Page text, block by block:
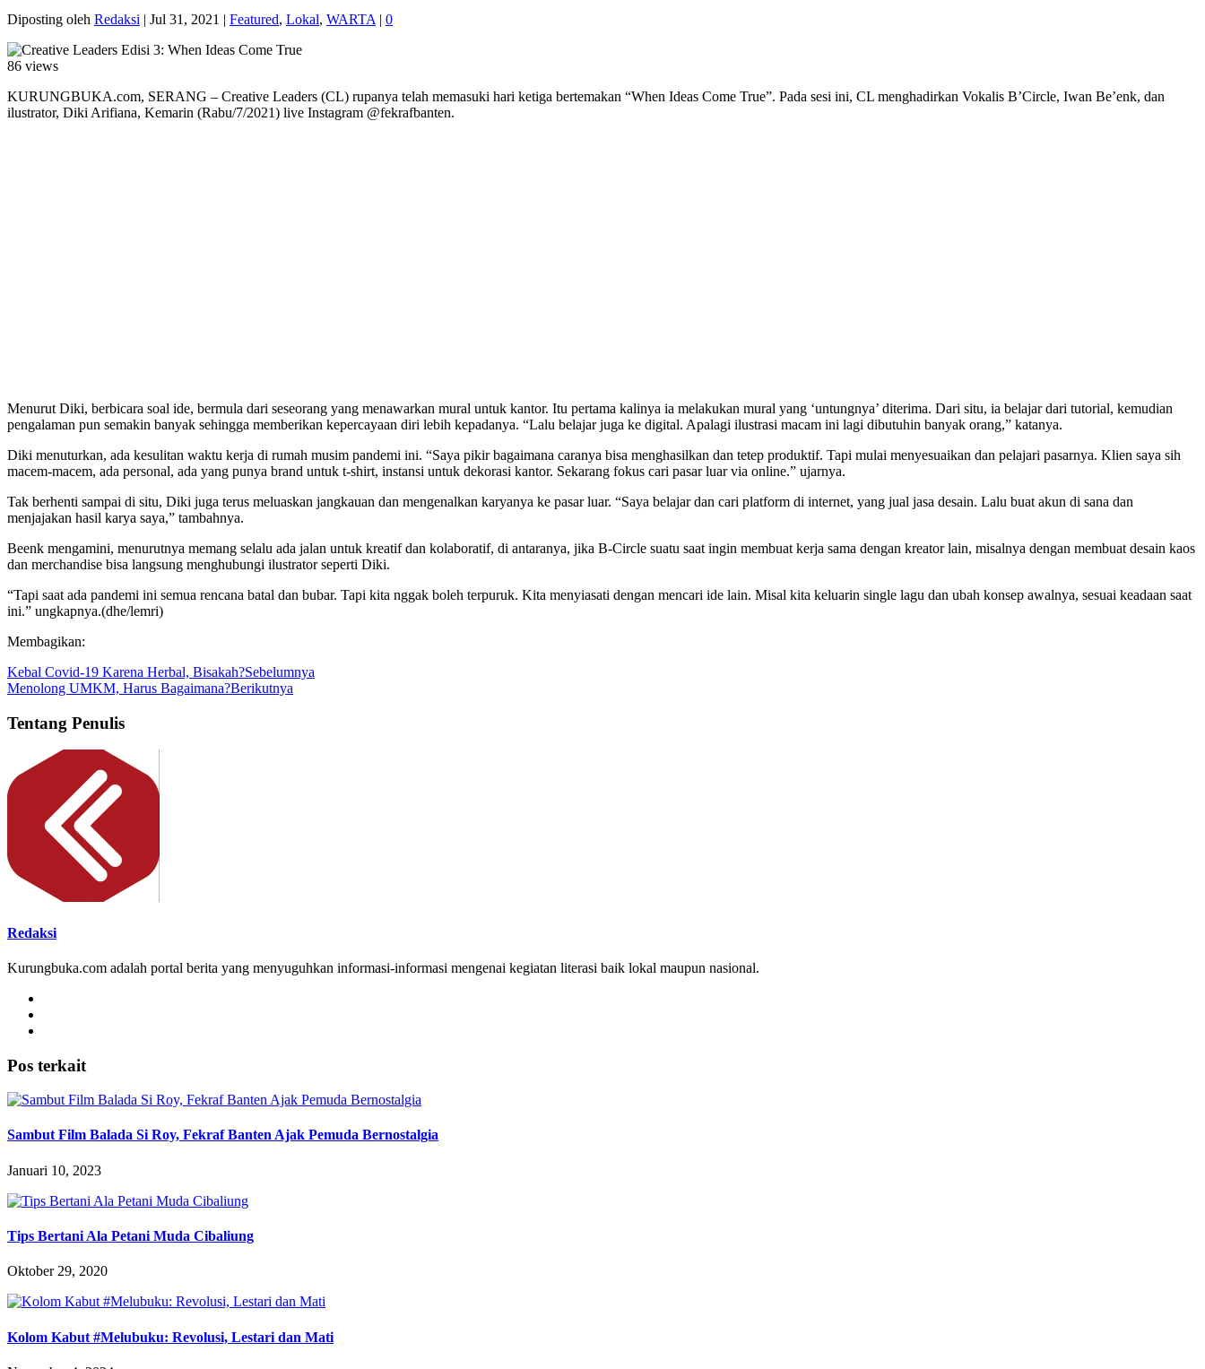
Diposting oleh Redaksi | Jul 31, 2021 | Featured, Lokal, WARTA | 0
86 views
KURUNGBUKA.com, SERANG – Creative Leaders (CL) rupanya telah memasuki hari ketiga bertemakan “When Ideas Come True”. Pada sesi ini, CL menghadirkan Vokalis B’Circle, Iwan Be’enk, dan
ilustrator, Diki Arifiana, Kemarin (Rabu/7/2021) live Instagram @fekrafbanten.
Menurut Diki, berbicara soal ide, bermula dari seseorang yang menawarkan mural untuk kantor. Itu pertama kalinya ia melakukan mural yang ‘untungnya’ diterima. Dari situ, ia belajar dari tutorial, kemudian
pengalaman pun semakin banyak sehingga memberikan kepercayaan diri lebih kepadanya. “Lalu belajar juga ke digital. Apalagi ilustrasi macam ini lagi dibutuhin banyak orang,” katanya.
Diki menuturkan, ada kesulitan waktu kerja di rumah musim pandemi ini. “Saya pikir bagaimana caranya bisa menghasilkan dan tetep produktif. Tapi mulai menyesuaikan dan pelajari pasarnya. Klien saya sih
macem-macem, ada personal, ada yang punya brand untuk t-shirt, instansi untuk dekorasi kantor. Sekarang fokus cari pasar luar via online.” ujarnya.
Tak berhenti sampai di situ, Diki juga terus meluaskan jangkauan dan mengenalkan karyanya ke pasar luar. “Saya belajar dan cari platform di internet, yang jual jasa desain. Lalu buat akun di sana dan
menjajakan hasil karya saya,” tambahnya.
Beenk mengamini, menurutnya memang selalu ada jalan untuk kreatif dan kolaboratif, di antaranya, jika B-Circle suatu saat ingin membuat kerja sama dengan kreator lain, misalnya dengan membuat desain kaos
dan merchandise bisa langsung menghubungi ilustrator seperti Diki.
“Tapi saat ada pandemi ini semua rencana batal dan bubar. Tapi kita nggak boleh terpuruk. Kita menyiasati dengan mencari ide lain. Misal kita keluarin single lagu dan ubah konsep awalnya, sesuai keadaan saat
ini.” ungkapnya.(dhe/lemri)
Membagikan:
Kebal Covid-19 Karena Herbal, Bisakah?Sebelumnya
Menolong UMKM, Harus Bagaimana?Berikutnya
Tentang Penulis
Redaksi
Kurungbuka.com adalah portal berita yang menyuguhkan informasi-informasi mengenai kegiatan literasi baik lokal maupun nasional.
Pos terkait
Sambut Film Balada Si Roy, Fekraf Banten Ajak Pemuda Bernostalgia
Januari 10, 2023
Tips Bertani Ala Petani Muda Cibaliung
Oktober 29, 2020
Kolom Kabut #Melubuku: Revolusi, Lestari dan Mati